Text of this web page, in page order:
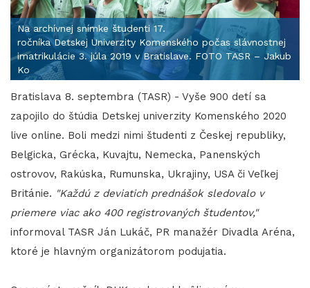
Na archívnej snímke študenti 17.
ročníka Detskej Univerzity Komenského počas slávnostnej
imatrikulácie 3. júla 2019 v Bratislave. FOTO TASR – Jakub
Ko
Bratislava 8. septembra (TASR) - Vyše 900 detí sa
zapojilo do štúdia Detskej univerzity Komenského 2020
live online. Boli medzi nimi študenti z Českej republiky,
Belgicka, Grécka, Kuvajtu, Nemecka, Panenských
ostrovov, Rakúska, Rumunska, Ukrajiny, USA či Veľkej
Británie. "Každú z deviatich prednášok sledovalo v
priemere viac ako 400 registrovaných študentov,"
informoval TASR Ján Lukáč, PR manažér Divadla Aréna,
ktoré je hlavným organizátorom podujatia.